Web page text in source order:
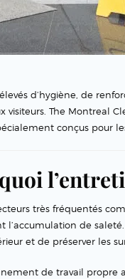
d’hygiène, de
visiteurs. The Montreal
conçus pour
très fréquentés
l’accumulation de
et de préserver les
de travail propre